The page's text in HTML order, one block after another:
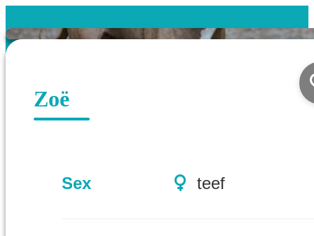
Zoë
Sex teef